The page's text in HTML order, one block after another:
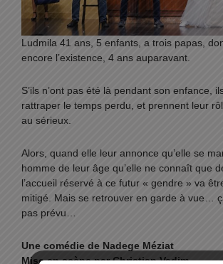
Ludmila 41 ans, 5 enfants, a trois papas,
encore l’existence, 4 ans auparavant.
S’ils n’ont pas été là pendant son enfance,
rattraper le temps perdu, et prennent leur
au sérieux.
Alors, quand elle leur annonce qu’elle se
homme de leur âge qu’elle ne connaît que
l’accueil réservé à ce futur « gendre » va
mitigé. Mais se retrouver en garde à vue…
pas prévu…
Une comédie de Nadege Méziat
Mise en scène par Christian Vadim